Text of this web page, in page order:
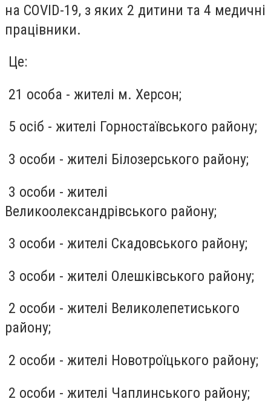
на COVID-19, з яких 2 дитини та 4 медичні
працівники.
Це:
21 особа - жителі м. Херсон;
5 осіб - жителі Горностаївського району;
3 особи - жителі Білозерського району;
3 особи - жителі
Великоолександрівського району;
3 особи - жителі Скадовського району;
3 особи - жителі Олешківського району;
2 особи - жителі Великолепетиського
району;
2 особи - жителі Новотроїцького району;
2 особи - жителі Чаплинського району;